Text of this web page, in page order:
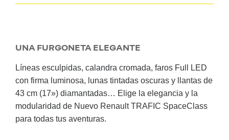
UNA FURGONETA ELEGANTE
Líneas esculpidas, calandra cromada, faros Full LED
con firma luminosa, lunas tintadas oscuras y llantas de
43 cm (17») diamantadas… Elige la elegancia y la
modularidad de Nuevo Renault TRAFIC SpaceClass
para todas tus aventuras.